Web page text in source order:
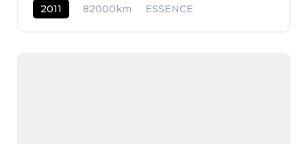
2011 82000km ESSENCE